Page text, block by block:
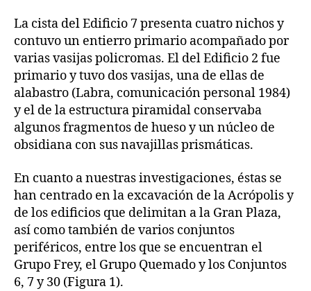
La cista del Edificio 7 presenta cuatro nichos y
contuvo un entierro primario acompañado por
varias vasijas policromas. El del Edificio 2 fue
primario y tuvo dos vasijas, una de ellas de
alabastro (Labra, comunicación personal 1984)
y el de la estructura piramidal conservaba
algunos fragmentos de hueso y un núcleo de
obsidiana con sus navajillas prismáticas.
En cuanto a nuestras investigaciones, éstas se
han centrado en la excavación de la Acrópolis y
de los edificios que delimitan a la Gran Plaza,
así como también de varios conjuntos
periféricos, entre los que se encuentran el
Grupo Frey, el Grupo Quemado y los Conjuntos
6, 7 y 30 (Figura 1).